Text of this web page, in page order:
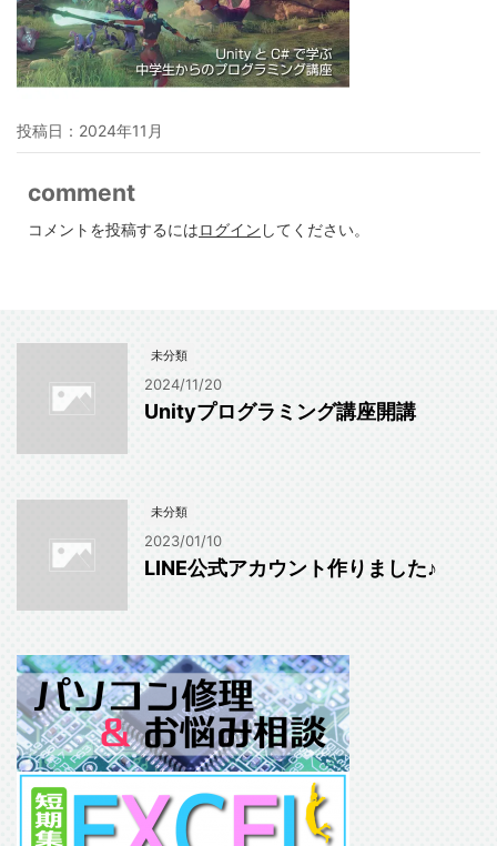
投稿日： 2024年11月
comment
コメントを投稿するにはログイン してください。
未分類
2024/11/20
Unityプログラミング講座開講
未分類
2023/01/10
LINE公式アカウント作りました♪